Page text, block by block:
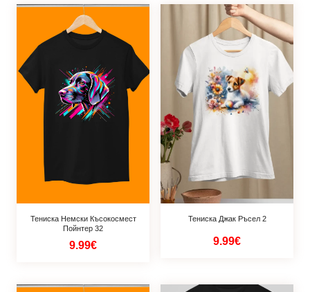
Тениска Немски Късокосмест
Пойнтер 32
9.99€
Тениска Джак Ръсел 2
9.99€